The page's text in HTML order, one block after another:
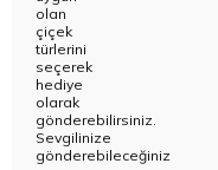
olan
çiçek
türlerini
seçerek
hediye
olarak
gönderebilirsiniz.
Sevgilinize
gönderebileceğiniz